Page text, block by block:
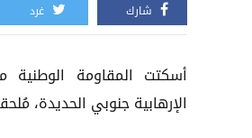
شارك غرد
أسكتت المقاومة الوطنية
الإرهابية جنوبي الحديدة،